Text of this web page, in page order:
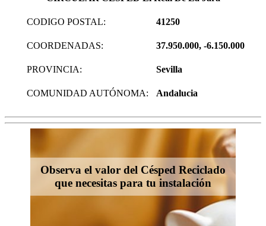
CODIGO POSTAL: 41250
COORDENADAS: 37.950.000, -6.150.000
PROVINCIA: Sevilla
COMUNIDAD AUTÓNOMA: Andalucia
Observa el valor del Césped Reciclado
que necesitas para tu instalación